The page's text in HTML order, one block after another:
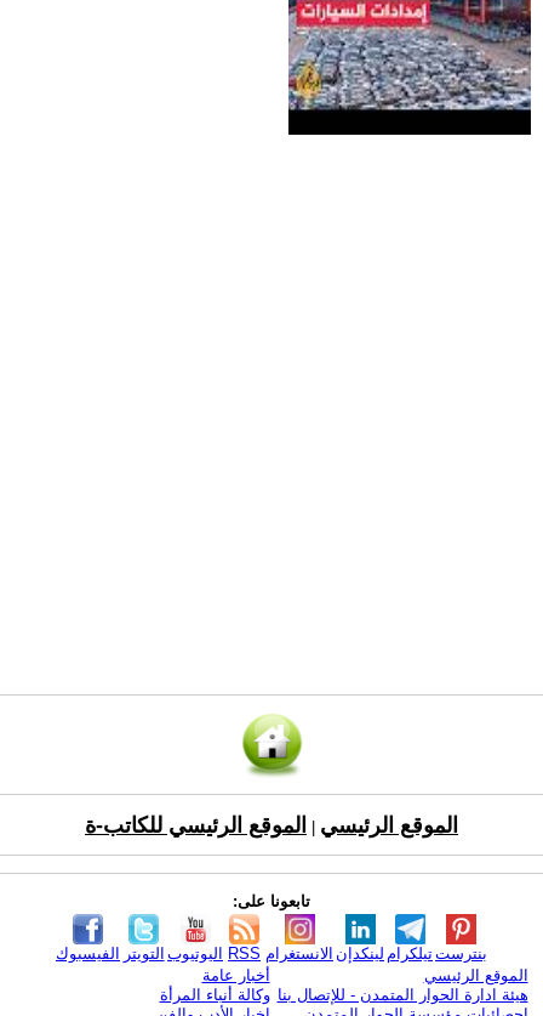
الموقع الرئيسي الموقع الرئيسي للكاتب-ة
تابعونا على:
الفيسبوك التويتر اليوتيوب RSS الانستغرام لينكدإن تيلكرامبنترست
الموقع الرئيسي
هيئة ادارة الحوار المتمدن - للإتصال بنا
أخبار عامة
وكالة أنباء المرأة